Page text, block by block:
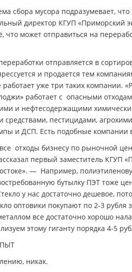
сбора мусора подразумевает,
директор КГУП «Приморский
что может отправиться на
отправляется в
и продается тем
работает уже три таких компании.
работает с опасными
и нефтесодержащими
средствами, пестицидами,
и ДСП. Есть подобные компании
отходы бизнесу по рыночной
первый заместитель КГУП
— Например,
бутылку ПЭТ тоже
у нас достаточно дешевое,
оптовики покупают по 2-3 рубля
все достаточно хорошо
этому гиганту порядка 4-5
никак.